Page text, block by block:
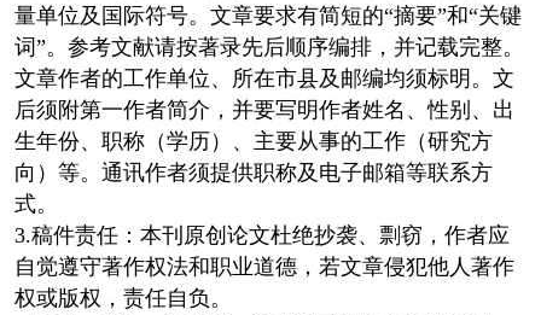
量单位及国际符号。文章要求有简短的“摘要”和“关键
词”。参考文献请按著录先后顺序编排，并记载完整。
文章作者的工作单位、所在市县及邮编均须标明。文
后须附第一作者简介，并要写明作者姓名、性别、出
生年份、职称（学历）、主要从事的工作（研究方
向）等。通讯作者须提供职称及电子邮箱等联系方
式。
3.稿件责任：本刊原创论文杜绝抄袭、剽窃，作者应
自觉遵守著作权法和职业道德，若文章侵犯他人著作
权或版权，责任自负。